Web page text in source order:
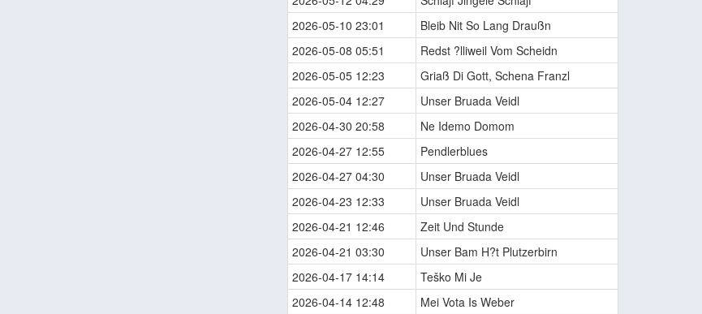
2026-05-10 23:01
Bleib Nit So Lang Draußn
2026-05-08 05:51
Redst ?lliweil Vom Scheidn
2026-05-05 12:23
Griaß Di Gott, Schena Franzl
2026-05-04 12:27
Unser Bruada Veidl
2026-04-30 20:58
Ne Idemo Domom
2026-04-27 12:55
Pendlerblues
2026-04-27 04:30
Unser Bruada Veidl
2026-04-23 12:33
Unser Bruada Veidl
2026-04-21 12:46
Zeit Und Stunde
2026-04-21 03:30
Unser Bam H?t Plutzerbirn
2026-04-17 14:14
Teško Mi Je
2026-04-14 12:48
Mei Vota Is Weber